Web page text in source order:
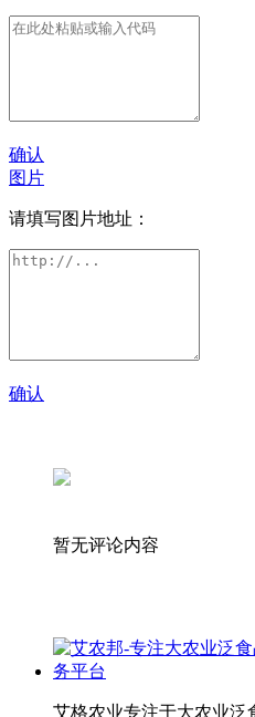
确认
图片
请填写图片地址：
确认
暂无评论内容
艾格农业专注于大农业泛